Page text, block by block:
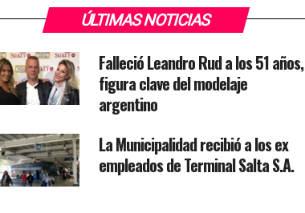
ÚLTIMAS NOTICIAS
Falleció Leandro Rud a los 51 años,
figura clave del modelaje
argentino
La Municipalidad recibió a los ex
empleados de Terminal Salta S.A.